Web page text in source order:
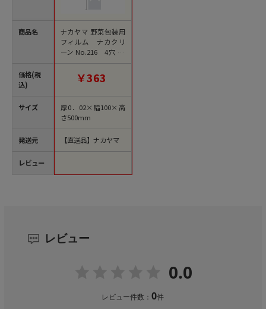
商品名
価格(税
込)
サイズ
発送元
レビュー
ナカヤマ 野菜包装用
フィルム ナカクリ
ーン No.216 4穴 AF
2-216 100枚/束（ご
送品】￥363
厚0．02×幅100×高
さ500mm
【直送品】ナカヤマ
レビュー
0.0
レビュー件数：0件